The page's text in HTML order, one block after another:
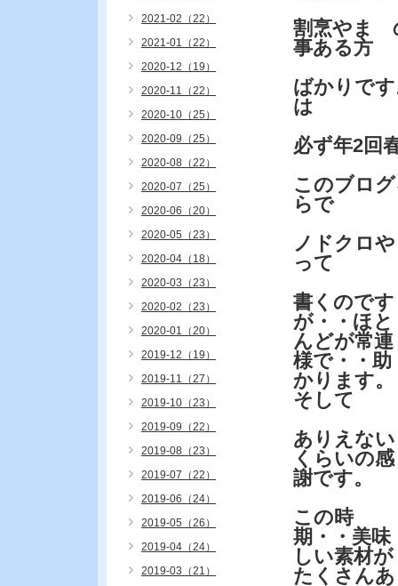
割烹やま
事ある方
ばかりで
は
必ず年2回
このブロ
らで
ノドクロ
って
書くのです
が・・ほと
んどが常連
様で・・助
かります。
そして
ありえない
くらいの感
謝です。
この時
期・・美味
しい素材が
たくさんあ
2021-02（22）
2021-01（22）
2020-12（19）
2020-11（22）
2020-10（25）
2020-09（25）
2020-08（22）
2020-07（25）
2020-06（20）
2020-05（23）
2020-04（18）
2020-03（23）
2020-02（23）
2020-01（20）
2019-12（19）
2019-11（27）
2019-10（23）
2019-09（22）
2019-08（23）
2019-07（22）
2019-06（24）
2019-05（26）
2019-04（24）
2019-03（21）